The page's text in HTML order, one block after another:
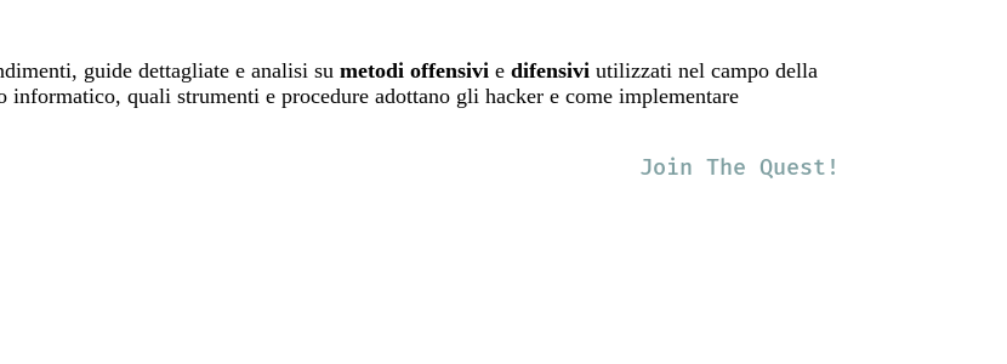
guide dettagliate e analisi sumetodi offensiviedifensiviutilizzati nel campo della
quali strumenti e procedure adottano gli hacker e come implementare
Join The Quest!